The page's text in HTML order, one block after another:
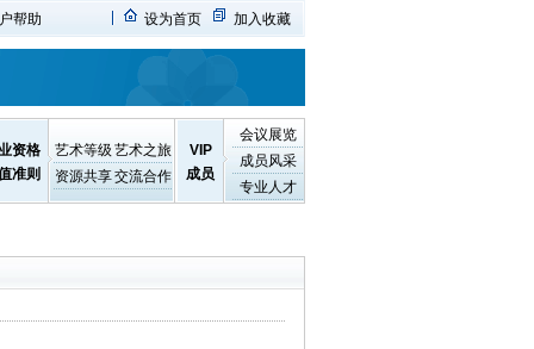
帮助 设为首页 加入收藏
资格
准则
艺术等级 艺术之旅
资源共享交流合作
VIP
成员
会议展览
成员风采
专业人才